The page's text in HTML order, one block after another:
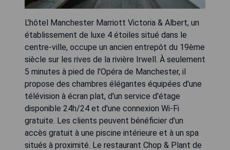
L'hôtel Manchester Marriott Victoria & Albert, un
établissement de luxe 4 étoiles situé dans le
centre-ville, occupe un ancien entrepôt du 19ème
siècle sur les rives de la rivière Irwell. À seulement
5 minutes à pied de l'Opéra de Manchester, il
propose des chambres élégantes équipées d'une
télévision à écran plat, d'un service d'étage
disponible 24h/24 et d'une connexion Wi-Fi
gratuite. Les clients peuvent bénéficier d'un
accès gratuit à une piscine intérieure et à un spa
situés à proximité. Le restaurant Chop & Plant de